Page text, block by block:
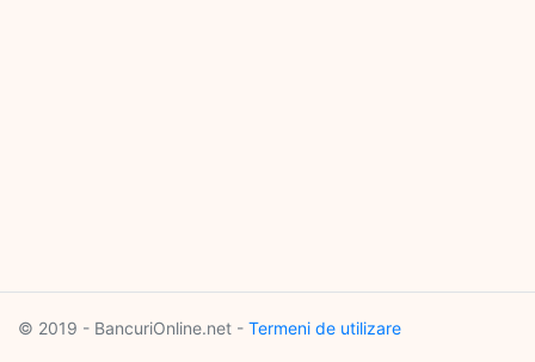
© 2019 - BancuriOnline.net - Termeni de utilizare